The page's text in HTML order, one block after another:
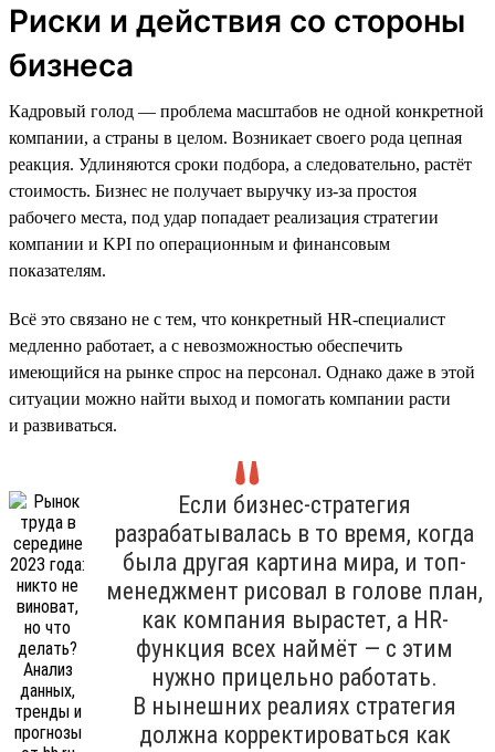
Риски и действия со стороны
бизнеса
Кадровый голод — проблема масштабов не одной конкретной
компании, а страны в целом. Возникает своего рода цепная
реакция. Удлиняются сроки подбора, а следовательно, растёт
стоимость. Бизнес не получает выручку из-за простоя
рабочего места, под удар попадает реализация стратегии
компании и KPI по операционным и финансовым
показателям.
Всё это связано не с тем, что конкретный HR-специалист
медленно работает, а с невозможностью обеспечить
имеющийся на рынке спрос на персонал. Однако даже в этой
ситуации можно найти выход и помогать компании расти
и развиваться.
Если бизнес-стратегия
разрабатывалась в то время, когда
была другая картина мира, и топ-
менеджмент рисовал в голове план,
как компания вырастет, а HR-
функция всех наймёт — с этим
нужно прицельно работать.
В нынешних реалиях стратегия
должна корректироваться как